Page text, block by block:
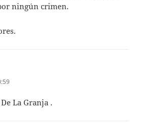
ningún crimen.
La Granja .